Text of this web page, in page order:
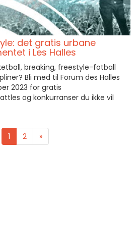
det gratis urbane
i Les Halles
breaking, freestyle-fotball
Bli med til Forum des Halles
2023 for gratis
og konkurranser du ikke vil
1 2 »